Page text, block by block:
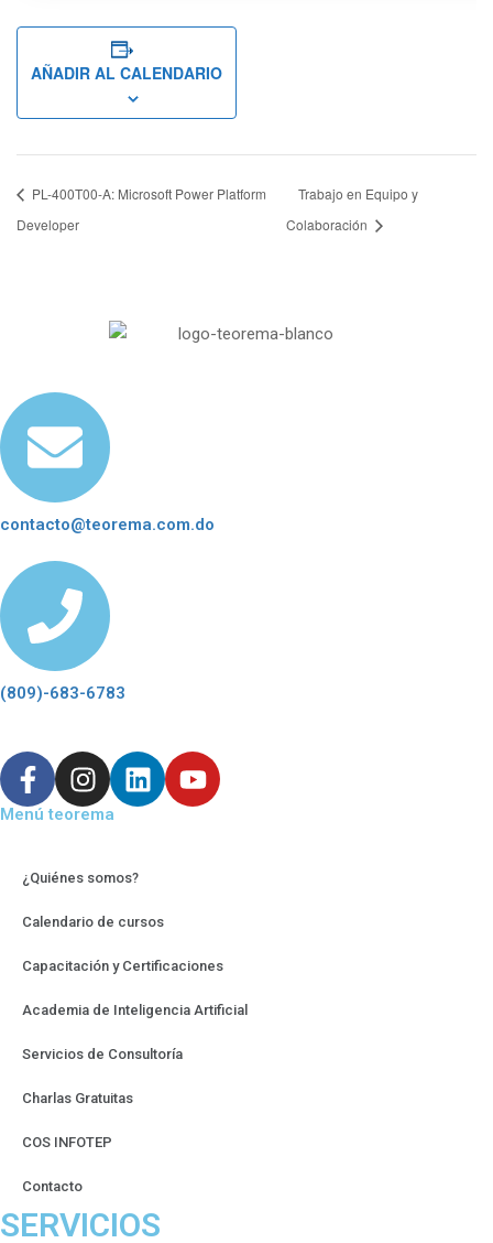
AÑADIR AL CALENDARIO
PL-400T00-A: Microsoft Power Platform
Developer
Trabajo en Equipo y
Colaboración
contacto@teorema.com.do
(809)-683-6783
Menú teorema
¿Quiénes somos?
Calendario de cursos
Capacitación y Certificaciones
Academia de Inteligencia Artificial
Servicios de Consultoría
Charlas Gratuitas
COS INFOTEP
Contacto
SERVICIOS